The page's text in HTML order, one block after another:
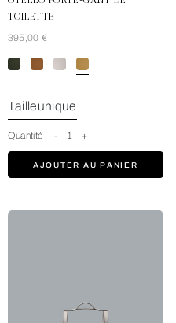
TOILETTE
395,00 €
Tailleunique
Quantité - 1 +
AJOUTER AU PANIER